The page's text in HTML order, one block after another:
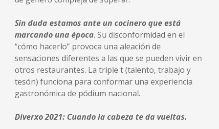
Sin duda estamos ante un cocinero que está
marcando una época. Su disconformidad en el
“cómo hacerlo” provoca una aleación de
sensaciones diferentes a las que se pueden vivir en
otros restaurantes. La triple t (talento, trabajo y
tesón) funciona para conformar una experiencia
gastronómica de pódium nacional.
Diverxo 2021: Cuando la cabeza te da vueltas.